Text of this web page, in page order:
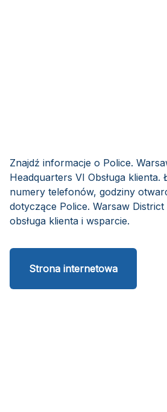
Znajdź informacje o Police.
Headquarters VI Obsługa klienta.
numery telefonów, godziny
dotyczące Police. Warsaw
obsługa klienta i wsparcie.
Strona internetowa